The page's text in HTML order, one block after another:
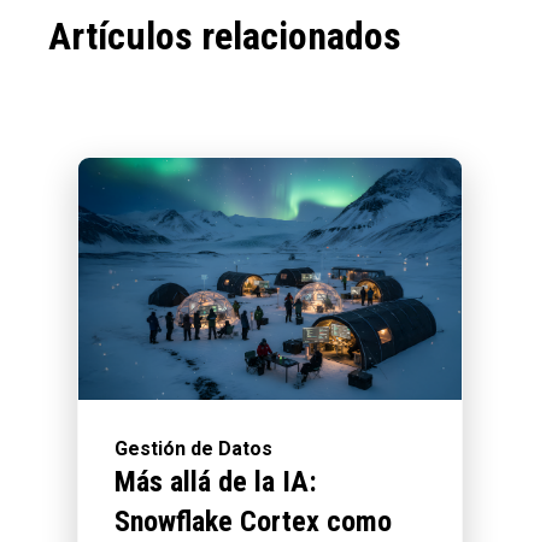
Artículos relacionados
Gestión de Datos
Más allá de la IA:
Snowflake Cortex como